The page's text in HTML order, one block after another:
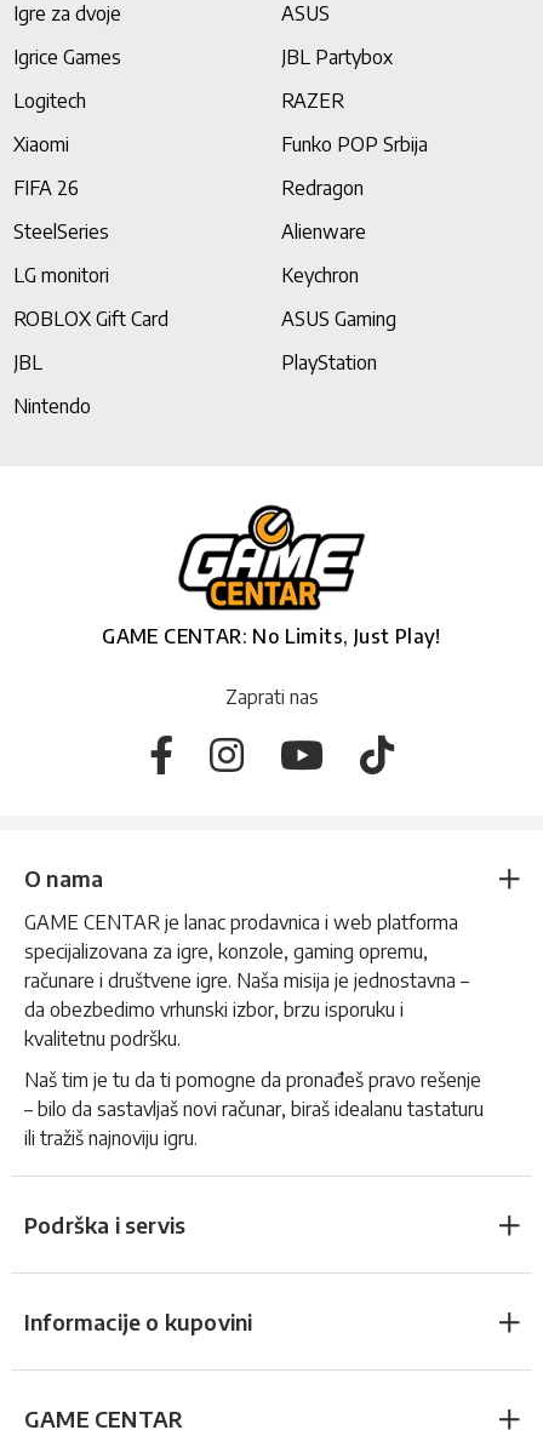
Igre za dvoje
ASUS
Igrice Games
JBL Partybox
Logitech
RAZER
Xiaomi
Funko POP Srbija
FIFA 26
Redragon
SteelSeries
Alienware
LG monitori
Keychron
ROBLOX Gift Card
ASUS Gaming
JBL
PlayStation
Nintendo
GAME CENTAR: No Limits, Just Play!
Zaprati nas
O nama
GAME CENTAR je lanac prodavnica i web platforma
specijalizovana za igre, konzole, gaming opremu,
računare i društvene igre. Naša misija je jednostavna –
da obezbedimo vrhunski izbor, brzu isporuku i
kvalitetnu podršku.
Naš tim je tu da ti pomogne da pronađeš pravo rešenje
– bilo da sastavljaš novi računar, biraš idealanu tastaturu
ili tražiš najnoviju igru.
Podrška i servis
Informacije o kupovini
GAME CENTAR